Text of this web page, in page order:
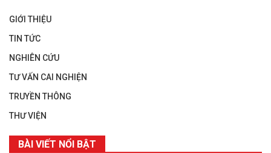
GIỚI THIỆU
TIN TỨC
NGHIÊN CỨU
TƯ VẤN CAI NGHIỆN
TRUYỀN THÔNG
THƯ VIỆN
BÀI VIẾT NỔI BẬT